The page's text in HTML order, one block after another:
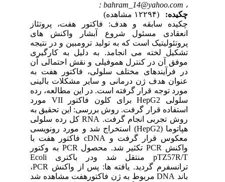
: bahram_14@yahoo.com
چکیده:
چکیده سابقه و هدف: فاکتور هفت، پروتئاز
انعقادی مسئول شروع آبشار واکنش های
پروتئولیتیک است که به تولید ترومبین و در نتیجه
تشکیل لخته می انجامد. به دلیل به کارگیری
موفق آن در کنترل هموفیلی و نقش احتمالی آن
در فرآیندهای مختلف سلولی، فاکتور هفت به
عنوان هدف ژن درمانی و سایر مشکلات بالینی
مورد توجه قرار گرفته است. در این مطالعه، رده
سلولی HepG2 برای کلون فاکتور VII مورد
استفاده قرار گرفت. روش بررسی: این تحقیق به
روش تجربی انجام گرفت. RNA کل رده سلولی
هپاتوما (HepG2) استخراج شد و مورد رونویسی
معکوس قرار گرفت و cDNA فاکتور هفت با
واکنش PCR تکثیر شد. محصول PCR به وکتور
pTZ57R/T منتقل شد ودر باکتری Ecoli
ترانسفرم گردید. یافته ها: پس از واکنش PCR،
باند DNA مربوط به ژن فاکتورهفت مشاهده شد